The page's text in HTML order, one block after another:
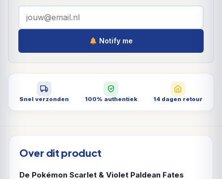
Notify me
Snel verzonden 100% authentiek 14 dagen retour
Over dit product
De Pokémon Scarlet & Violet Paldean Fates